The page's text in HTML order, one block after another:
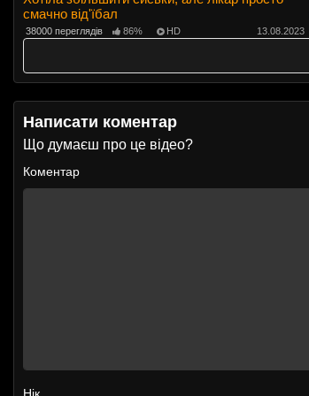
смачно від'їбал
38000 переглядів 86% HD 13.08.2023
Написати коментар
Що думаєш про це відео?
Коментар
Нік